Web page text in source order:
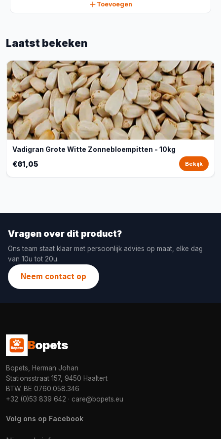
Toevoegen
Laatst bekeken
Vadigran Grote Witte Zonnebloempitten - 10kg
€61,05 Bekijk
Vragen over dit product?
Ons team staat klaar met persoonlijk advies op maat, elke dag
van 10u tot 20u.
Neem contact op
Bopets
Bopets, Herman Johan
Stationsstraat 157, 9450 Haaltert
BTW: BE 0760.058.346
+32 (0)53 839 642 · care@bopets.eu
Volg ons op Facebook